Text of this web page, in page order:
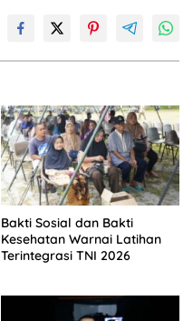
Bakti Sosial dan Bakti
Kesehatan Warnai Latihan
Terintegrasi TNI 2026